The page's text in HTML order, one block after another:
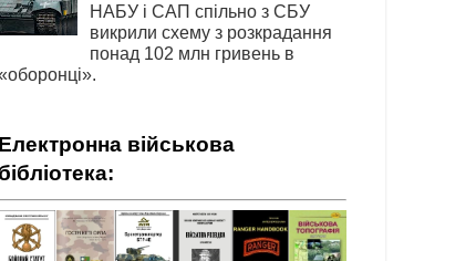
НАБУ і САП спільно з СБУ
викрили схему з розкрадання
понад 102 млн гривень в
Електронна військова